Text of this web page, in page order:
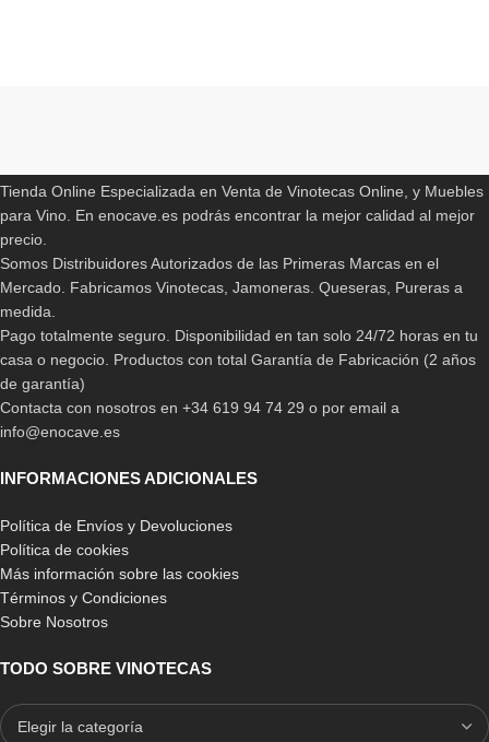
Tienda Online Especializada en Venta de Vinotecas Online, y Muebles
para Vino. En enocave.es podrás encontrar la mejor calidad al mejor
precio.
Somos Distribuidores Autorizados de las Primeras Marcas en el
Mercado. Fabricamos Vinotecas, Jamoneras. Queseras, Pureras a
medida.
Pago totalmente seguro. Disponibilidad en tan solo 24/72 horas en tu
casa o negocio. Productos con total Garantía de Fabricación (2 años
de garantía)
Contacta con nosotros en +34 619 94 74 29 o por email a
info@enocave.es
INFORMACIONES ADICIONALES
Política de Envíos y Devoluciones
Política de cookies
Más información sobre las cookies
Términos y Condiciones
Sobre Nosotros
TODO SOBRE VINOTECAS